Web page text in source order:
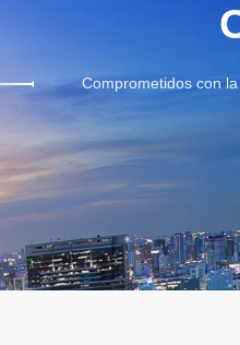
Comprometidos con